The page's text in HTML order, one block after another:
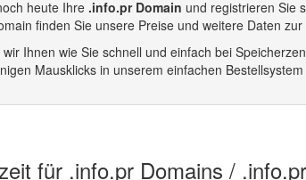
heute Ihre .info.pr Domain und registrieren Sie
finden Sie unsere Preise und weitere Daten
Ihnen wie Sie schnell und einfach bei
Mausklicks in unserem einfachen
für .info.pr Domains /